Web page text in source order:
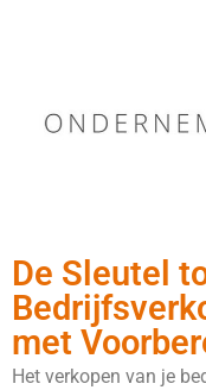
De Sleutel
met
Het verkopen van je